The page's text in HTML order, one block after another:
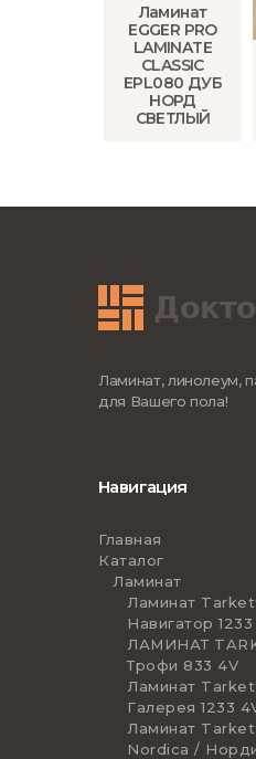
Ламинат
EGGER PRO
LAMINATE
CLASSIC
EPL080 ДУБ
НОРД
СВЕТЛЫЙ
Ламинат, линолеум,
для Вашего пола!
Навигация
Главная
Каталог
Ламинат
Ламинат
Навигатор
ЛАМИНАТ
Трофи 833 4V
Ламинат
Галерея 1233
Ламинат
Nordica /